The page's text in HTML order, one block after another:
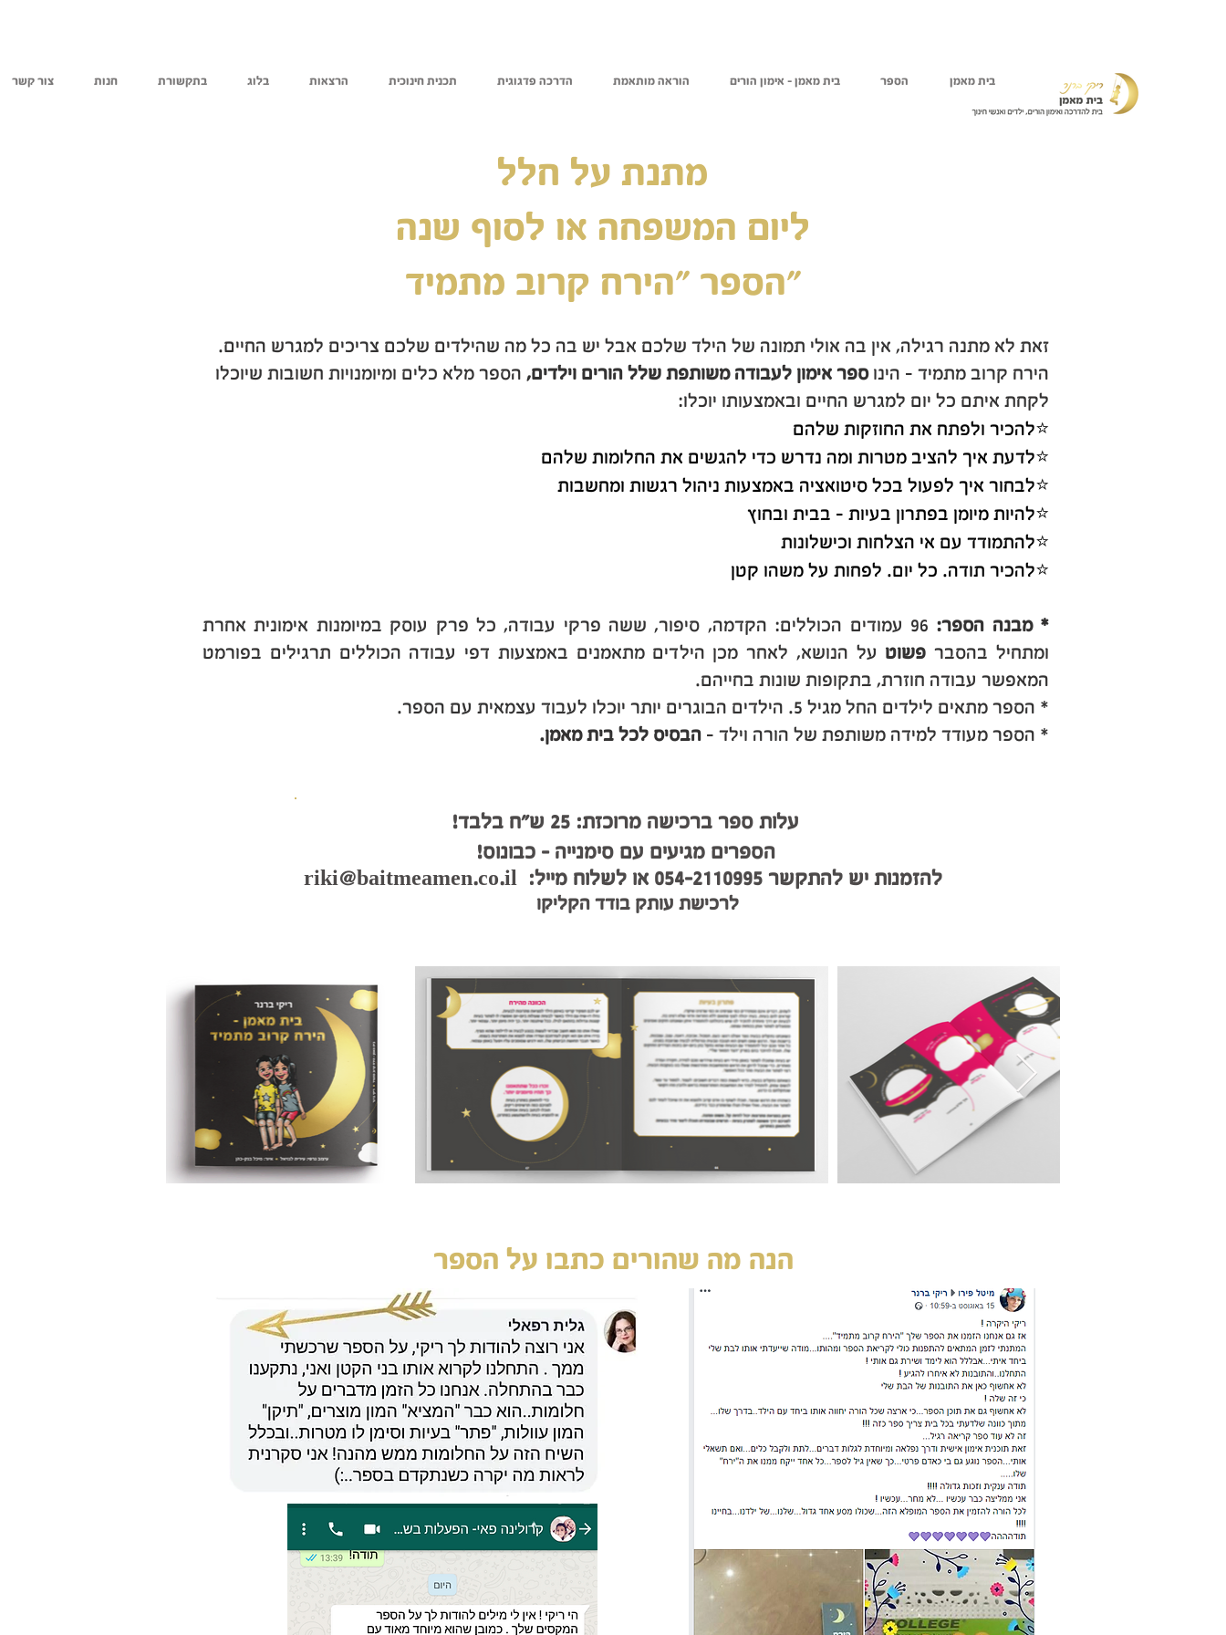
בית מאמן הספר בית מאמן - אימון הורים הוראה מותאמת הדרכה פדגוגית תכנית חינוכית הרצאות בלוג בתקשורת חנות צור קשר
הספר "הירח קרוב מתמיד"
זאת לא מתנה רגילה, אין בה אולי תמונה של הילד שלכם אבל יש בה כל מה שהילדים שלכם צריכים למגרש החיים.
הירח קרוב מתמיד - הינוספר אימון לעבודה משותפת שלל הורים וילדים, הספר מלא כלים ומיומנויות חשובות שיוכלו
לקחת איתם כל יום למגרש החיים ובאמצעותו יוכלו:
⭐להכיר ולפתח את החוזקות שלהם
⭐לדעת איך להציב מטרות ומה נדרש כדי להגשים את החלומות שלהם
⭐לבחור איך לפעול בכל סיטואציה באמצעות ניהול רגשות ומחשבות
⭐להיות מיומן בפתרון בעיות - בבית ובחוץ
⭐להתמודד עם אי הצלחות וכישלונות
⭐להכיר תודה. כל יום. לפחות על משהו קטן
* מבנה הספר:
96 עמודים הכוללים: הקדמה, סיפור, ששה פרקי עבודה, כל פרק עוסק במיומנות אימונית אחרת
ומתחיל בהסבר פשוט על הנושא, לאחר מכן הילדים מתאמנים באמצעות דפי עבודה הכוללים תרגילים בפורמט
המאפשר עבודה חוזרת, בתקופות שונות בחייהם.
* הספר מתאים לילדים החל מגיל 5. הילדים הבוגרים יותר יוכלו לעבוד עצמאית עם הספר.
* הספר מעודד למידה משותפת של הורה וילד - הבסיס לכל בית מאמן.
עלות ספר ברכישה מרוכזת: 25 ש"ח בלבד!
הספרים מגיעים עם סימנייה - כבונוס!
להזמנות יש להתקשר 054-2110995 או לשלוח מייל:
riki@baitmeamen.co.il
לרכישת עותק בודד הקליקו
הנה מה שהורים כתבו על הספר